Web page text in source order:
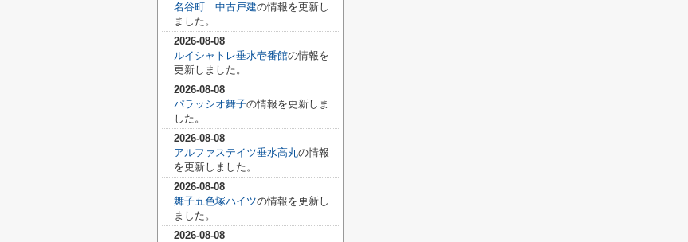
名谷町 中古戸建の情報を更新し
ました。
2026-08-08
ルイシャトレ垂水壱番館の情報を
更新しました。
2026-08-08
パラッシオ舞子の情報を更新しま
した。
2026-08-08
アルファステイツ垂水高丸の情報
を更新しました。
2026-08-08
舞子五色塚ハイツの情報を更新し
ました。
2026-08-08